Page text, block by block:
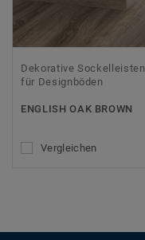
Dekorative Sockelleisten
für Designböden
ENGLISH OAK BROWN
Vergleichen